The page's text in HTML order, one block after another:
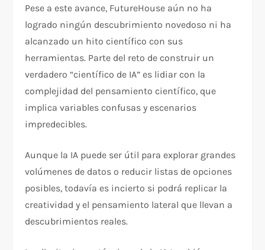
Pese a este avance, FutureHouse aún no ha
logrado ningún descubrimiento novedoso ni ha
alcanzado un hito científico con sus
herramientas. Parte del reto de construir un
verdadero “científico de IA” es lidiar con la
complejidad del pensamiento científico, que
implica variables confusas y escenarios
impredecibles.
Aunque la IA puede ser útil para explorar grandes
volúmenes de datos o reducir listas de opciones
posibles, todavía es incierto si podrá replicar la
creatividad y el pensamiento lateral que llevan a
descubrimientos reales.